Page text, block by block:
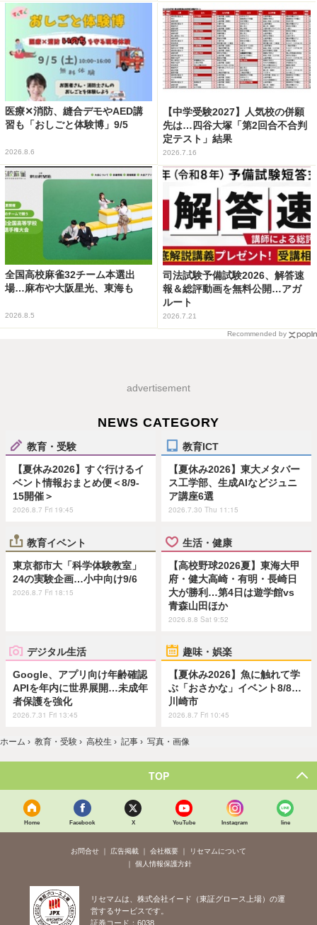
医療✕消防、縫合デモやAED講
習も「おしごと体験博」9/5
2026.8.6
【中学受験2027】人気校の併願
先は…四谷大塚「第2回合不合判
定テスト」結果
2026.7.16
全国高校麻雀32チーム本選出
場…麻布や大阪星光、東海も
2026.8.5
司法試験予備試験2026、解答速
報＆総評動画を無料公開…アガ
ルート
2026.7.21
Recommended by
advertisement
NEWS CATEGORY
教育・受験
【夏休み2026】すぐ行けるイ
ベント情報おまとめ便＜8/9-
15開催＞
2026.8.7 Fri 19:45
教育ICT
【夏休み2026】東大メタバー
ス工学部、生成AIなどジュニ
ア講座6選
2026.7.30 Thu 11:15
教育イベント
東京都市大「科学体験教室」
24の実験企画…小中向け9/6
2026.8.7 Fri 18:15
生活・健康
【高校野球2026夏】東海大甲
府・健大高崎・有明・長崎日
大が勝利…第4日は遊学館vs
青森山田ほか
2026.8.8 Sat 9:52
デジタル生活
Google、アプリ向け年齢確認
APIを年内に世界展開…未成年
者保護を強化
2026.7.31 Fri 13:45
趣味・娯楽
【夏休み2026】魚に触れて学
ぶ「おさかな」イベント8/8…
川崎市
2026.8.7 Fri 10:45
ホーム › 教育・受験 › 高校生 › 記事 › 写真・画像
TOP
Home Facebook X YouTube Instagram line
お問合せ 広告掲載 会社概要
リセマムについて
個人情報保護方針
リセマムは、株式会社イード（東証グロース上場）の運
営するサービスです。
証券コード：6038